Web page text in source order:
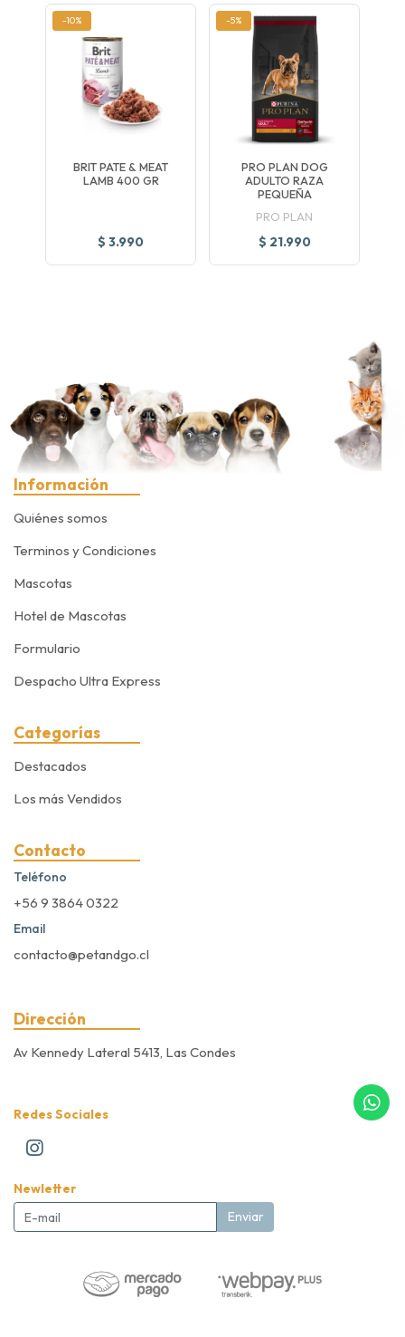
-10%
BRIT PATE & MEAT
LAMB 400 GR
$ 3.990
-5%
PRO PLAN DOG
ADULTO RAZA
PEQUEÑA
PRO PLAN
$ 21.990
Información
Quiénes somos
Terminos y Condiciones
Mascotas
Hotel de Mascotas
Formulario
Despacho Ultra Express
Categorías
Destacados
Los más Vendidos
Contacto
Teléfono
+56 9 3864 0322
Email
contacto@petandgo.cl
Dirección
Av Kennedy Lateral 5413, Las Condes
Redes Sociales
Newletter
Enviar